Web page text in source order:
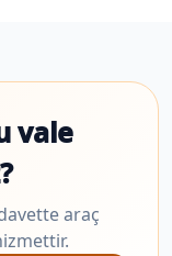
vale
araç